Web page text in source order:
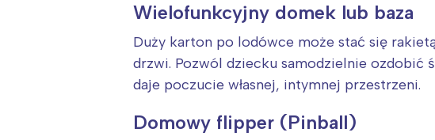
Wielofunkcyjny domek lub baza
Duży karton po lodówce może stać się
drzwi. Pozwól dziecku samodzielnie ozdobić
daje poczucie własnej, intymnej przestrzeni.
Domowy flipper (Pinball)